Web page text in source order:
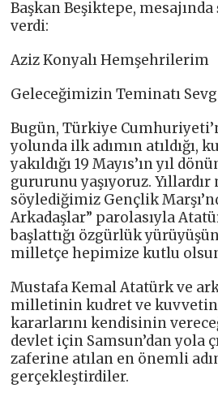
Başkan Beşiktepe,
verdi:
Aziz Konyalı Hemşehrilerim
Geleceğimizin Teminatı
Bugün, Türkiye
yolunda ilk adımın atıldığı,
yakıldığı 19 Mayıs’ın yıl
gururunu yaşıyoruz.
söylediğimiz Gençlik
Arkadaşlar” parolasıyla
başlattığı özgürlük
milletçe hepimize kutlu
Mustafa Kemal Atatürk ve
milletinin kudret ve
kararlarını kendisinin
devlet için Samsun’dan yola
zaferine atılan en önemli
gerçekleştirdiler.